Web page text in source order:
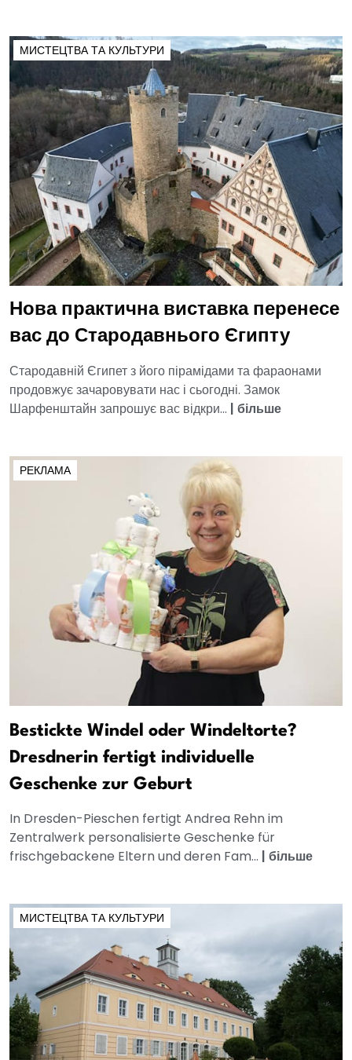
МИСТЕЦТВА ТА КУЛЬТУРИ
Нова практична виставка перенесе
вас до Стародавнього Єгипту
Стародавній Єгипет з його пірамідами та фараонами
продовжує зачаровувати нас і сьогодні. Замок
Шарфенштайн запрошує вас відкри... | більше
РЕКЛАМА
Bestickte Windel oder Windeltorte?
Dresdnerin fertigt individuelle
Geschenke zur Geburt
In Dresden-Pieschen fertigt Andrea Rehn im
Zentralwerk personalisierte Geschenke für
frischgebackene Eltern und deren Fam... | більше
МИСТЕЦТВА ТА КУЛЬТУРИ